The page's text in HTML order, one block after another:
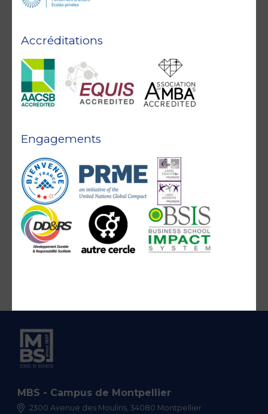
Accréditations
Engagements
MBS - Campus de Montpellier
2300 Avenue des Moulins, 34080 Montpellier